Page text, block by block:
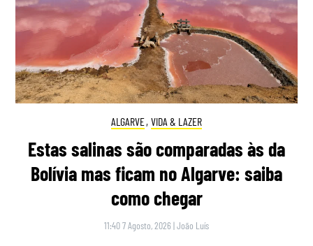
ALGARVE, VIDA & LAZER
Estas salinas são comparadas às da
Bolívia mas ficam no Algarve: saiba
como chegar
11:40 7 Agosto, 2026 |João Luís